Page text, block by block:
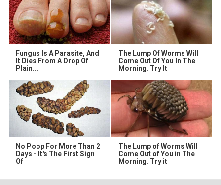
Fungus Is A Parasite, And
It Dies From A Drop Of
Plain...
The Lump Of Worms Will
Come Out Of You In The
Morning. Try It
No Poop For More Than 2
Days - It's The First Sign
Of
The Lump of Worms Will
Come Out of You in The
Morning. Try it